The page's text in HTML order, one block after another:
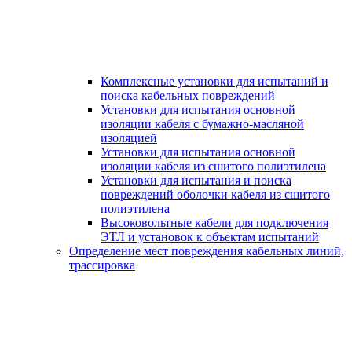
Комплексные установки для испытаний и
поиска кабельных повреждений
Установки для испытания основной
изоляции кабеля с бумажно-масляной
изоляцией
Установки для испытания основной
изоляции кабеля из сшитого полиэтилена
Установки для испытания и поиска
повреждений оболочки кабеля из сшитого
полиэтилена
Высоковольтные кабели для подключения
ЭТЛ и установок к объектам испытаний
Определение мест повреждения кабельных линий,
трассировка